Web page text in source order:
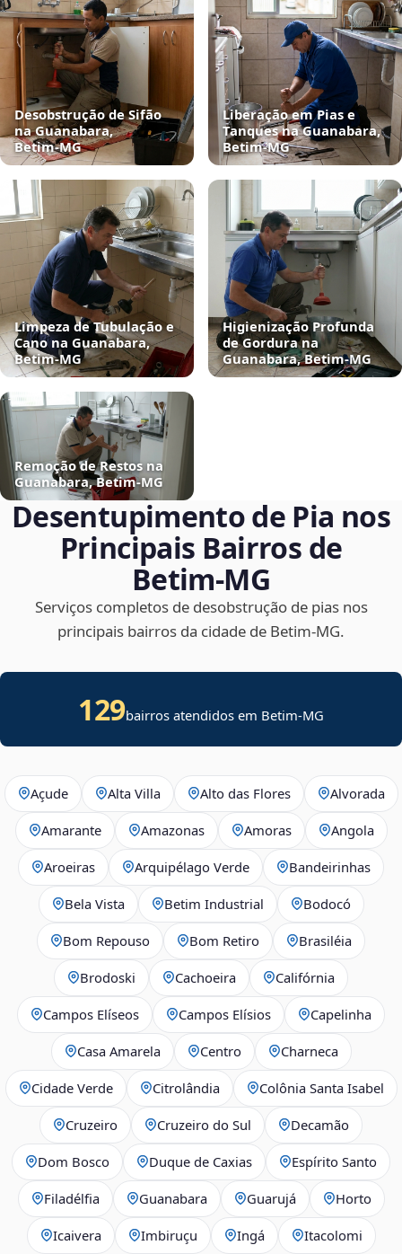
Desobstrução de Sifão
na Guanabara,
Betim‑MG
Liberação em Pias e
Tanques na Guanabara,
Betim‑MG
Limpeza de Tubulação e
Cano na Guanabara,
Betim‑MG
Higienização Profunda
de Gordura na
Guanabara, Betim‑MG
Remoção de Restos na
Guanabara, Betim‑MG
Desentupimento de Pia nos
Principais Bairros de
Betim‑MG
Serviços completos de desobstrução de pias nos
principais bairros da cidade de Betim‑MG.
129bairros atendidos em Betim-MG
Açude Alta Villa Alto das Flores Alvorada
Amarante Amazonas Amoras Angola
Aroeiras Arquipélago Verde Bandeirinhas
Bela Vista Betim Industrial Bodocó
Bom Repouso Bom Retiro Brasiléia
Brodoski Cachoeira Califórnia
Campos Elíseos Campos Elísios Capelinha
Casa Amarela Centro Charneca
Cidade Verde Citrolândia Colônia Santa Isabel
Cruzeiro Cruzeiro do Sul Decamão
Dom Bosco Duque de Caxias Espírito Santo
Filadélfia Guanabara Guarujá Horto
Icaivera Imbiruçu Ingá Itacolomi